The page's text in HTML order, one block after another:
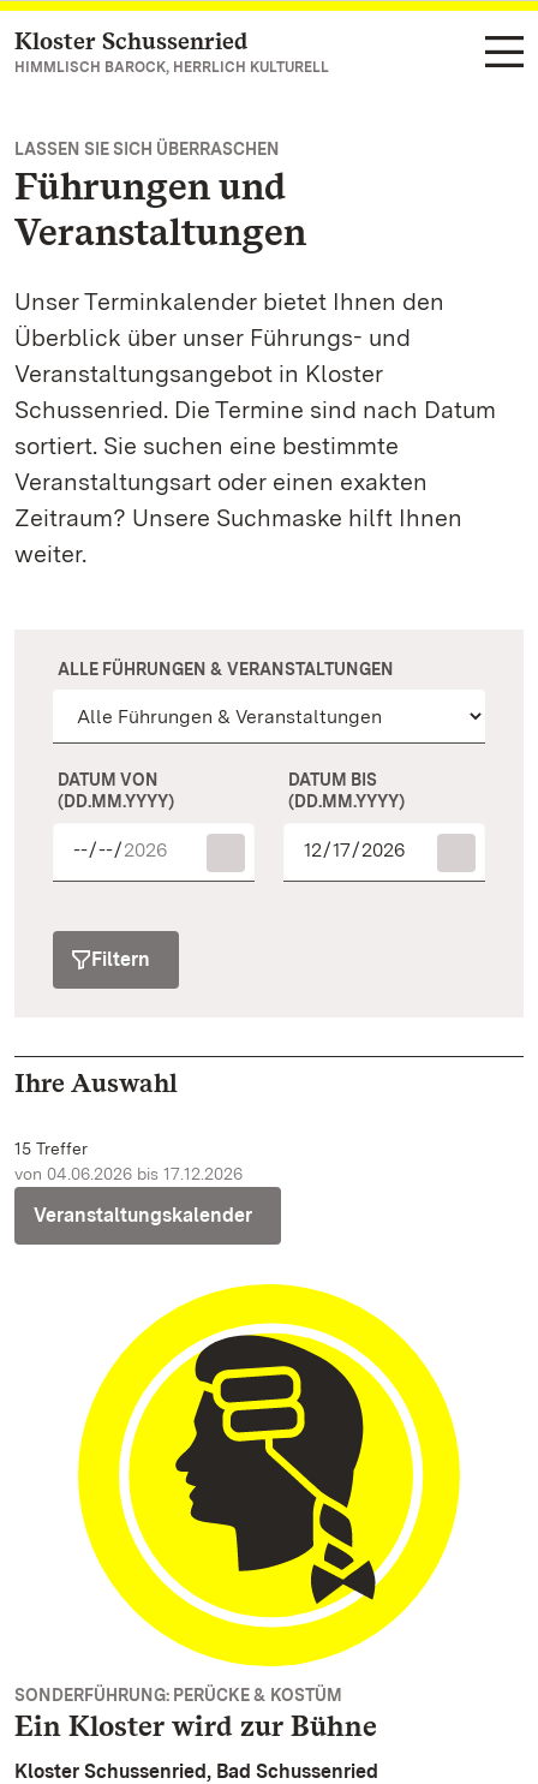
Zum Hauptinhalt springen
Kloster Schussenried
HIMMLISCH BAROCK, HERRLICH KULTURELL
LASSEN SIE SICH ÜBERRASCHEN
Führungen und
Veranstaltungen
Unser Terminkalender bietet Ihnen den
Überblick über unser Führungs- und
Veranstaltungsangebot in Kloster
Schussenried. Die Termine sind nach Datum
sortiert. Sie suchen eine bestimmte
Veranstaltungsart oder einen exakten
Zeitraum? Unsere Suchmaske hilft Ihnen
weiter.
ALLE FÜHRUNGEN & VERANSTALTUNGEN
DATUM VON
(DD.MM.YYYY)
DATUM BIS
(DD.MM.YYYY)
Filtern
Ihre Auswahl
15 Treffer
von 04.06.2026 bis 17.12.2026
Veranstaltungskalender
SONDERFÜHRUNG: PERÜCKE & KOSTÜM
Ein Kloster wird zur Bühne
Kloster Schussenried, Bad Schussenried